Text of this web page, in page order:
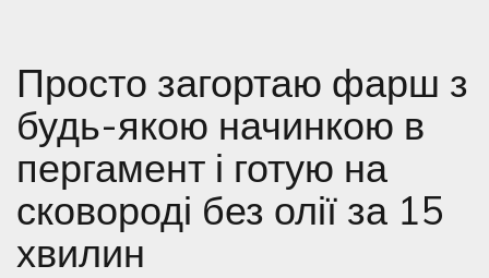
Просто загортаю фарш з
будь-якою начинкою в
пергамент і готую на
сковороді без олії за 15
хвилин